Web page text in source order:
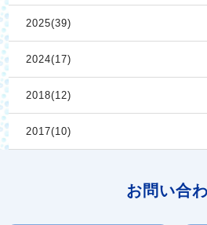
2025(39)
2024(17)
2018(12)
2017(10)
お問い合